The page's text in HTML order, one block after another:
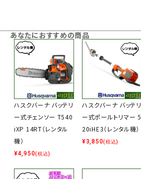
あなたにおすすめの商品
ハスクバーナ バッテリ
ー式チェンソー T540
iXP 14RT（レンタル
機）
¥4,950(税込)
ハスクバーナ バッテリ
ー式ポールトリマー 5
20iHE3（レンタル機）
¥3,850(税込)